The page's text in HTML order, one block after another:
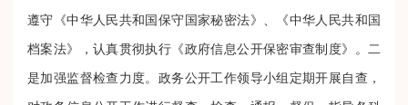
遵守《中华人民共和国保守国家秘密法》、《中华人民共和国
档案法》，认真贯彻执行《政府信息公开保密审查制度》。二
是加强监督检查力度。政务公开工作领导小组定期开展自查，